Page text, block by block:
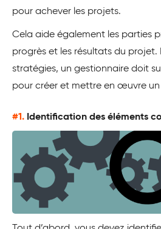
pour achever les projets.
Cela aide également les parties
progrès et les résultats du projet.
stratégies, un gestionnaire doit
pour créer et mettre en œuvre
#1. Identification des éléments